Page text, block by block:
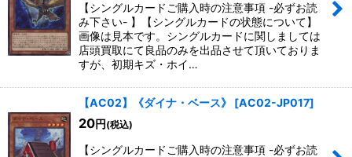
【シングルカードご購入時の注意事項 -必ずお読
み下さい- 】【シングルカードの状態について】
画像は見本です。シングルカードに関しましては
店頭買取にて良品のみを出品させて頂いておりま
すが、初期キズ・ホイ…
【AC02】《ダイナ・ベース》 [AC02-JP017]
20円 (税込)
【シングルカードご購入時の注意事項 -必ずお読